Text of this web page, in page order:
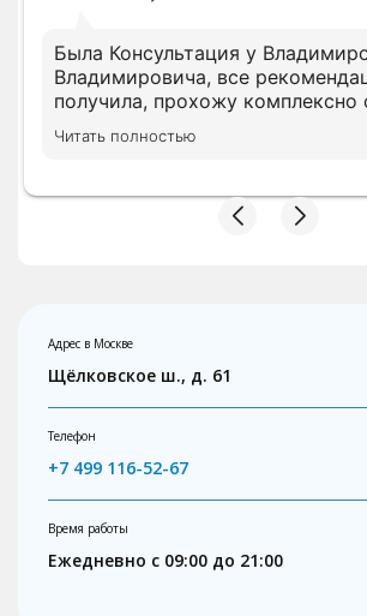
Была Консультация у
Владимировича, все
получила, прохожу комплексно
ЛФК, сделали стельки но ногу ,
довольна качеством оказанным
полноценное, комплексное
Читать полностью
Адрес в Москве
Щёлковское ш., д. 61
Телефон
+7 499 116-52-67
Время работы
Ежедневно с 09:00 до 21:00